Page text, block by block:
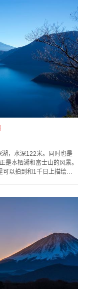
，水深122米。同时也是
是本栖湖和富士山的风景。
以拍到和1千日上描绘的